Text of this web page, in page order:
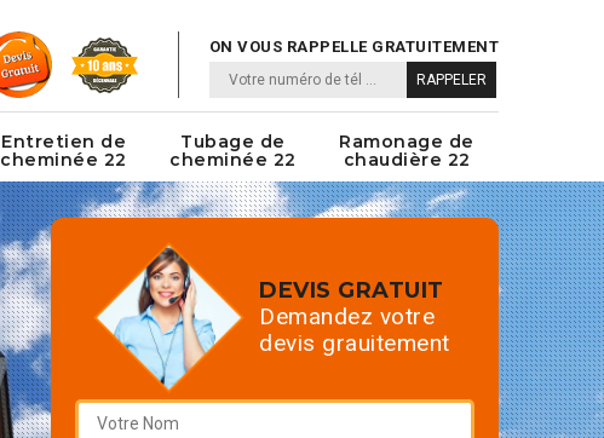
ON VOUS RAPPELLE GRATUITEMENT
Entretien de
cheminée 22
Tubage de
cheminée 22
Ramonage de
chaudière 22
DEVIS GRATUIT
Demandez votre
devis grauitement